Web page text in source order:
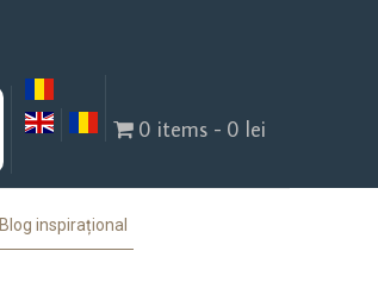
0 items 0 lei
Blog inspirațional